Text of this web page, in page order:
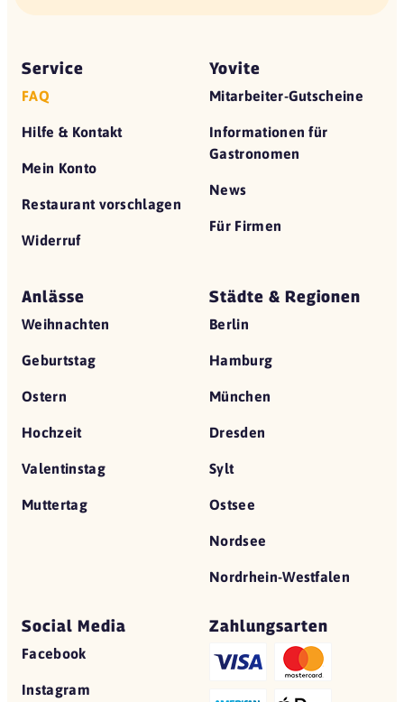
Service
FAQ
Hilfe & Kontakt
Mein Konto
Restaurant vorschlagen
Widerruf
Yovite
Mitarbeiter-Gutscheine
Informationen für
Gastronomen
News
Für Firmen
Anlässe
Weihnachten
Geburtstag
Ostern
Hochzeit
Valentinstag
Muttertag
Städte & Regionen
Berlin
Hamburg
München
Dresden
Sylt
Ostsee
Nordsee
Nordrhein-Westfalen
Social Media
Facebook
Instagram
Zahlungsarten